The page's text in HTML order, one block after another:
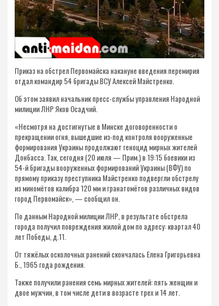
Приказ на обстрел Первомайска накануне введения перемирия
отдал командир 54 бригады ВСУ Алексей Майстренко.
Об этом заявил начальник пресс-службы управления Народной
милиции ЛНР Яков Осадчий.
«Несмотря на достигнутые в Минске договоренности о
прекращении огня, вышедшие из-под контроля вооруженные
формирования Украины продолжают геноцид мирных жителей
Донбасса. Так, сегодня (20 июля — Прим.) в 19:15 боевики из
54-й бригады вооруженных формирований Украины (ВФУ) по
прямому приказу преступника Майстренко подвергли обстрелу
из миномётов калибра 120 мм и гранатомётов различных видов
город Первомайск», — сообщил он.
По данным Народной милиции ЛНР, в результате обстрела
города получил повреждения жилой дом по адресу: квартал 40
лет Победы, д.11.
От тяжёлых осколочных ранений скончалась Елена Григорьевна
Б., 1965 года рождения.
Также получили ранения семь мирных жителей: пять женщин и
двое мужчин, в том числе дети в возрасте трех и 14 лет.